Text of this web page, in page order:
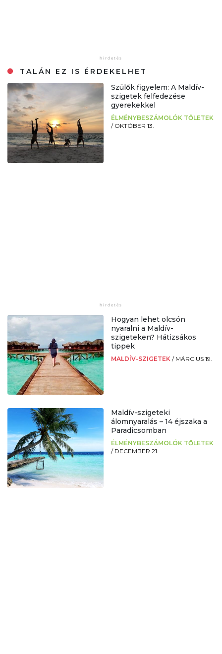
TALÁN EZ IS ÉRDEKELHET
Szülők figyelem: A Maldív-
szigetek felfedezése
gyerekekkel
ÉLMÉNYBESZÁMOLÓK TŐLETEK
/ OKTÓBER 13.
Hogyan lehet olcsón
nyaralni a Maldív-
szigeteken? Hátizsákos
tippek
MALDÍV-SZIGETEK / MÁRCIUS 19.
Maldív-szigeteki
álomnyaralás – 14 éjszaka a
Paradicsomban
ÉLMÉNYBESZÁMOLÓK TŐLETEK
/ DECEMBER 21.